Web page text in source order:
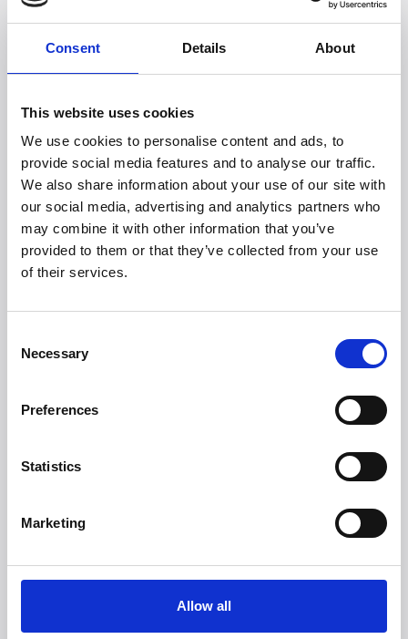
Consent Details About
This website uses cookies
We use cookies to personalise content and ads, to
provide social media features and to analyse our traffic.
We also share information about your use of our site with
our social media, advertising and analytics partners who
may combine it with other information that you’ve
provided to them or that they’ve collected from your use
of their services.
Selection
Necessary
Preferences
Statistics
Marketing
Allow all
Se produkter (B2B)
Er du på udkig efter
flere brands?
Mere end 50 internationale brands stoler på
Witt.